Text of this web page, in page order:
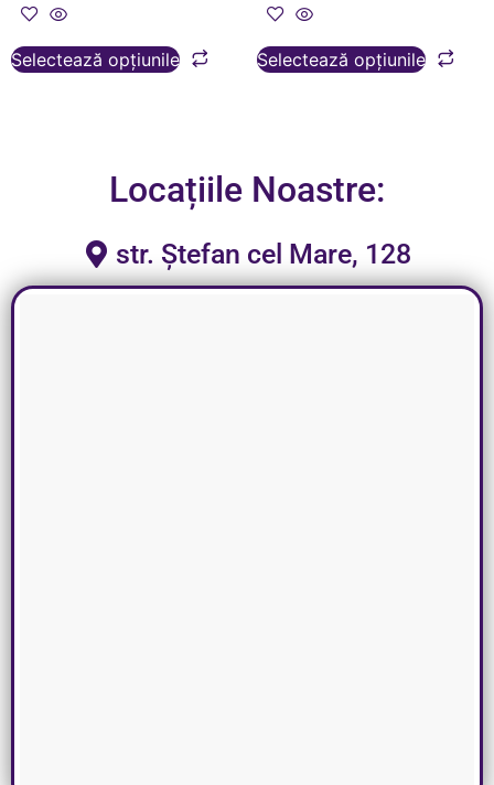
Selectează opțiunile Selectează opțiunile
Locațiile Noastre:
str. Ștefan cel Mare, 128